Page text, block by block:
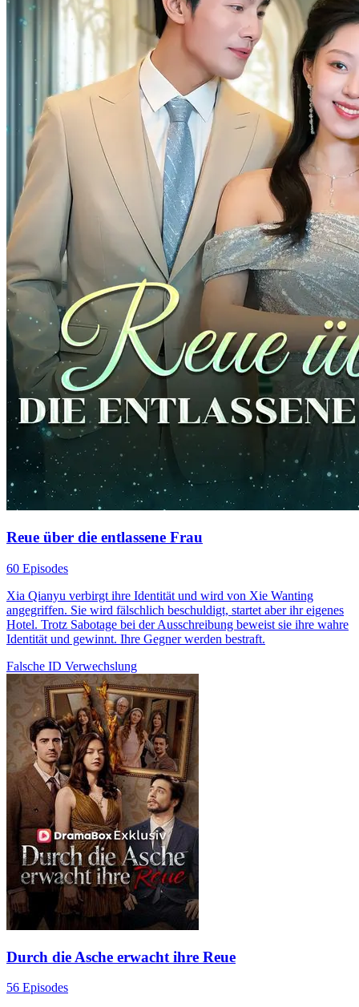
Reue über die entlassene Frau
60 Episodes
Xia Qianyu verbirgt ihre Identität und wird von Xie Wanting
angegriffen. Sie wird fälschlich beschuldigt, startet aber ihr eigenes
Hotel. Trotz Sabotage bei der Ausschreibung beweist sie ihre wahre
Identität und gewinnt. Ihre Gegner werden bestraft.
Falsche ID Verwechslung
Durch die Asche erwacht ihre Reue
56 Episodes